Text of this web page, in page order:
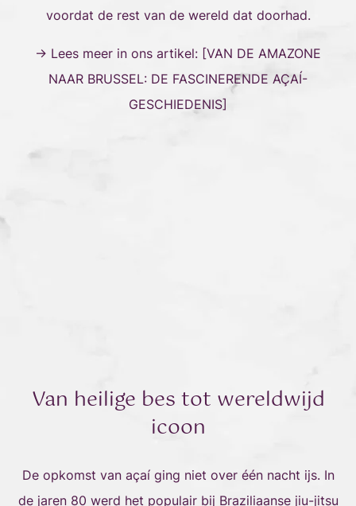
voordat de rest van de wereld dat doorhad.
→ Lees meer in ons artikel: [VAN DE AMAZONE
NAAR BRUSSEL: DE FASCINERENDE AÇAÍ-
GESCHIEDENIS]
Van heilige bes tot wereldwijd
icoon
De opkomst van açaí ging niet over één nacht ijs. In
de jaren 80 werd het populair bij Braziliaanse jiu-jitsu